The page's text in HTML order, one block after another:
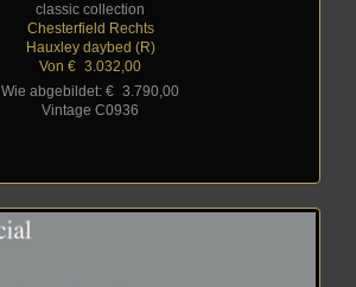
classic collection
Chesterfield Rechts
Hauxley daybed (R)
Von € 3.032,00
Wie abgebildet: € 3.790,00
Vintage C0936